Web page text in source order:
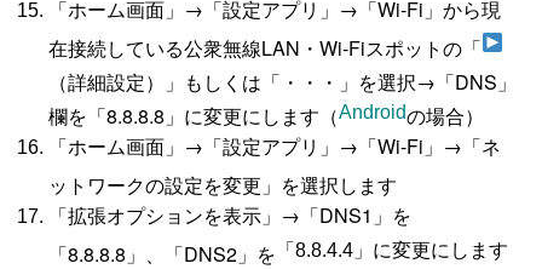
「ホーム画面」→「設定アプリ」→「Wi-Fi」から現
在接続している公衆無線LAN・Wi-Fiスポットの「
（詳細設定）」もしくは「・・・」を選択→「DNS」
欄を「8.8.8.8」に変更にします（Androidの場合）
「ホーム画面」→「設定アプリ」→「Wi-Fi」→「ネ
ットワークの設定を変更」を選択します
「拡張オプションを表示」→「DNS1」を
「8.8.8.8」、「DNS2」を 「8.8.4.4 」に変更にします